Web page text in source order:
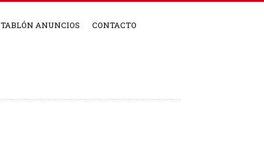
TABLÓN ANUNCIOS CONTACTO